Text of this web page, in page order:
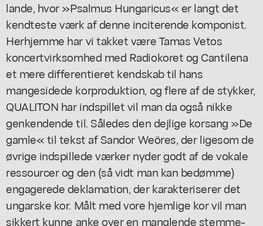
lande, hvor »Psalmus Hungaricus« er langt det
kendteste værk af denne inciterende komponist.
Herhjemme har vi takket være Tamas Vetos
koncertvirksomhed med Radiokoret og Cantilena
et mere differentieret kendskab til hans
mangesidede korproduktion, og flere af de stykker,
QUALITON har indspillet vil man da også nikke
genkendende til. Således den dejlige korsang »De
gamle« til tekst af Sandor Weöres, der ligesom de
øvrige indspillede værker nyder godt af de vokale
ressourcer og den (så vidt man kan bedømme)
engagerede deklamation, der karakteriserer det
ungarske kor. Målt med vore hjemlige kor vil man
sikkert kunne anke over en manglende stemme-